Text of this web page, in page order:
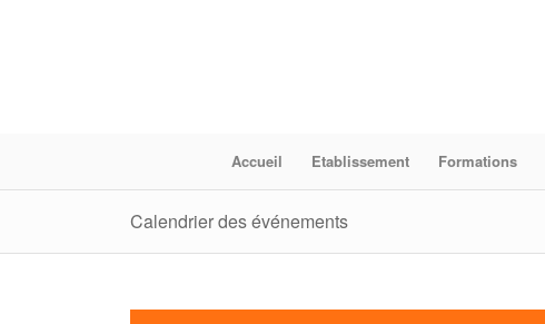
Accueil Etablissement Formations
Calendrier des événements